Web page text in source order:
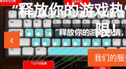
“释放你的游戏
限
我们的服
‹